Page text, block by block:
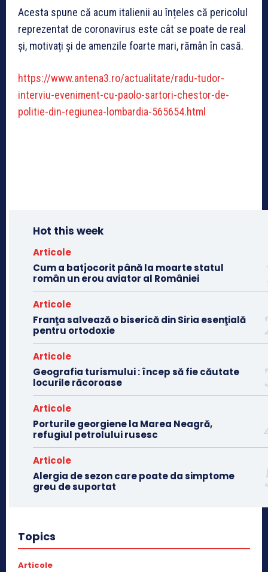
Acesta spune că acum italienii au înțeles că pericolul
reprezentat de coronavirus este cât se poate de real
și, motivați și de amenzile foarte mari, rămân în casă.
https://www.antena3.ro/actualitate/radu-tudor-
interviu-eveniment-cu-paolo-sartori-chestor-de-
politie-din-regiunea-lombardia-565654.html
Hot this week
Articole
Cum a batjocorit până la moarte statul
român un erou aviator al României
Articole
Franţa salvează o biserică din Siria esenţială
pentru ortodoxie
Articole
Geografia turismului : încep să fie căutate
locurile răcoroase
Articole
Porturile georgiene la Marea Neagră,
refugiul petrolului rusesc
Articole
Alergia de sezon care poate da simptome
greu de suportat
Topics
Articole